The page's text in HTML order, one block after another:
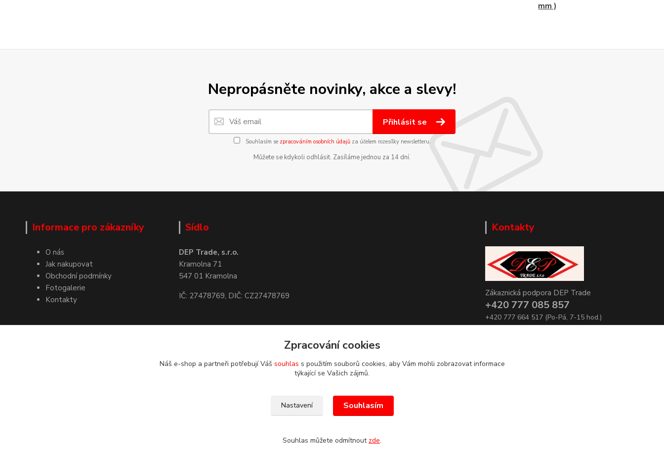
mm )
Nepropásněte novinky, akce a slevy!
Přihlásit se
Souhlasím se zpracováním osobních údajůza účelem rozesílky newsletteru.
Můžete se kdykoli odhlásit. Zasíláme jednou za 14 dní.
Informace pro zákazníky
O nás
Jak nakupovat
Obchodní podmínky
Fotogalerie
Kontakty
Sídlo
DEP Trade, s.r.o.
Kramolna 71
547 01 Kramolna
IČ: 27478769, DIČ: CZ27478769
Kontakty
Zákaznická podpora DEP Trade
+420 777 085 857
+420 777 664 517 (Po-Pá, 7-15 hod.)
Zpracování cookies
Náš e-shop a partneři potřebují Váš souhlas s použitím souborů cookies, aby Vám mohli zobrazovat informace
týkající se Vašich zájmů.
Nastavení Souhlasím
Souhlas můžete odmítnout zde.